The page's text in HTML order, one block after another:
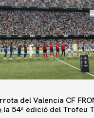
del Valencia CF
la 54ª edició del Trofeu